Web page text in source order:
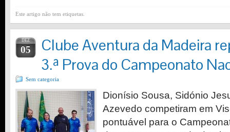
Este artigo não tem etiquetas.
DEZ
05
Clube Aventura da Madeira
3.ª Prova do Campeonato
Sem categoria
Dionísio Sousa, Sidónio
Azevedo competiram em
pontuável para o